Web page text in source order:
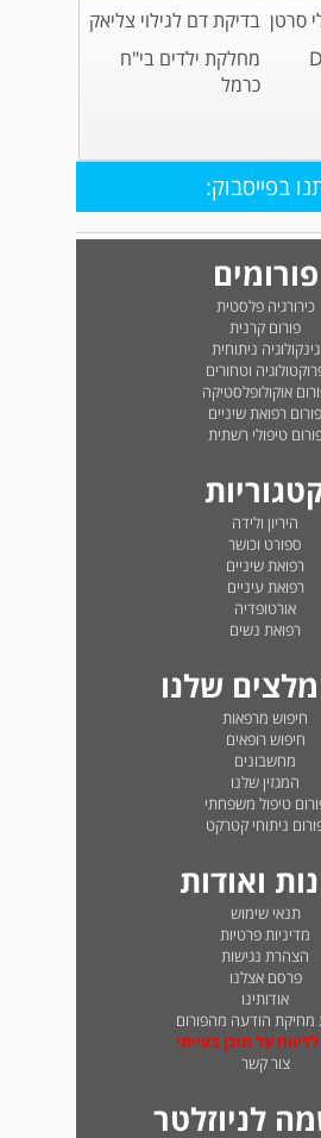
סרטן בדיקת דם לגילוי צליאק
מחלקת ילדים בי"ח
כרמל
בפייסבוק:
פורומים
כירורגיה פלסטית
פורום קרנית
גינקולוגיה ניתוחית
וטחורים
אוקולופלסטיקה
פורום רפואת שיניים
טיפולי רשתית
היריון ולידה
ספורט וכושר
רפואת שיניים
רפואת עיניים
אורטופדיה
רפואת נשים
שלנו
חיפוש מרפאות
חיפוש רופאים
מחשבונים
המגזין שלנו
טיפול משפחתי
ניתוחי קטרקט
ואודות
תנאי שימוש
מדיניות פרטיות
הצהרת נגישות
פרסם אצלנו
אודותינו
הודעה מהפורום
על תוכן בעייתי
צור קשר
לניוזלטר